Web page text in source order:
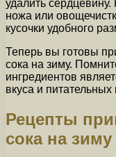
удалить
ножа или
кусочки удобного
Теперь вы готовы
сока на зиму.
ингредиентов
вкуса и
Рецепты
сока на